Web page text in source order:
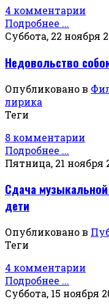
4 комментарии
Подробнее ...
Суббота, 22 ноября
Недовольство
Опубликовано в
лирика
Теги
8 комментарии
Подробнее ...
Пятница, 21 ноября
Сдача
дети
Опубликовано в
Теги
4 комментарии
Подробнее ...
Суббота, 15 ноября